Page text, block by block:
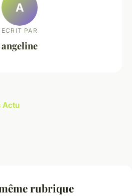
A
ECRIT PAR
angeline
Actu
rubrique